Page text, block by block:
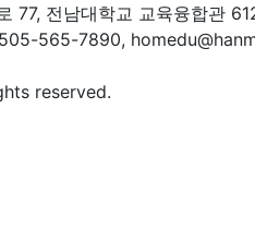
77, 전남대학교 교육융합관
565-7890,
reserved.